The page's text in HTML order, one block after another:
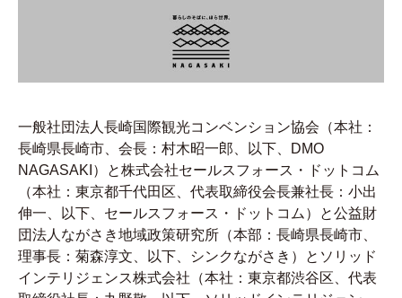
一般社団法人長崎国際観光コンベンション協会（本社：
長崎県長崎市、会長：村木昭一郎、以下、DMO
NAGASAKI）と株式会社セールスフォース・ドットコム
（本社：東京都千代田区、代表取締役会長兼社長：小出
伸一、以下、セールスフォース・ドットコム）と公益財
団法人ながさき地域政策研究所（本部：長崎県長崎市、
理事長：菊森淳文、以下、シンクながさき）とソリッド
インテリジェンス株式会社（本社：東京都渋谷区、代表